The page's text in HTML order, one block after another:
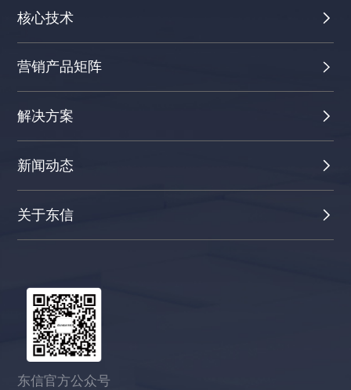
核心技术
营销产品矩阵
解决方案
新闻动态
关于东信
东信官方公众号